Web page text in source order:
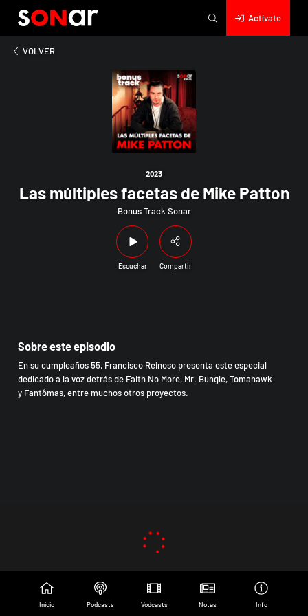
Actívate
VOLVER
2023
Las múltiples facetas de Mike Patton
Bonus Track Sonar
Escuchar Compartir
2023
Las múltiples facetas de Mike Patton
Sobre este episodio
En su cumpleaños 55, Francisco Reinoso presenta este especial
dedicado a la voz detrás de Faith No More, Mr. Bungle, Tomahawk
y Fantômas, entre muchos otros proyectos.
Inicio Podcasts Vodcasts Notas Info